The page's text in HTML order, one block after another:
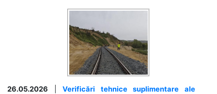
26.05.2026 |Verificări tehnice suplimentare ale